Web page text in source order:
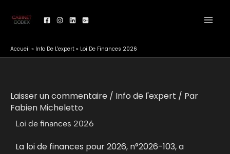
Accueil » Info De L'expert » Loi De Finances 2026
Laisser un commentaire / Info de l'expert / Par
Fabien Micheletto
Loi de finances 2026
La loi de finances pour 2026, n°2026-103, a